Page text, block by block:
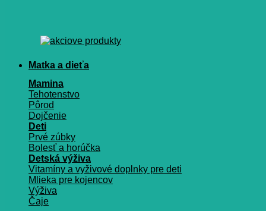
Matka a dieťa
Mamina
Tehotenstvo
Pôrod
Dojčenie
Deti
Prvé zúbky
Bolesť a horúčka
Detská výživa
Vitamíny a vyživové doplnky pre deti
Mlieka pre kojencov
Výživa
Čaje